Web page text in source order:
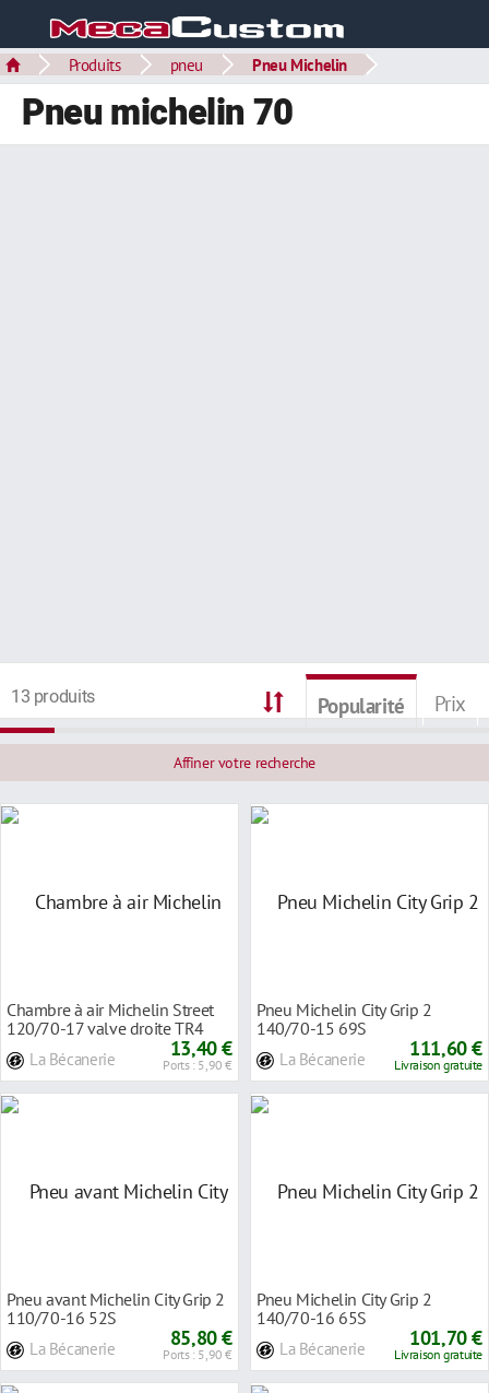
Produits pneu Pneu Michelin
Pneu michelin 70
13 produits Popularité Prix
Affiner votre recherche
Chambre à air Michelin Street
120/70-17 valve droite TR4
La Bécanerie 13,40 €
Ports : 5,90 €
Pneu Michelin City Grip 2
140/70-15 69S
La Bécanerie 111,60 €
Livraison gratuite
Pneu avant Michelin City Grip 2
110/70-16 52S
La Bécanerie 85,80 €
Ports : 5,90 €
Pneu Michelin City Grip 2
140/70-16 65S
La Bécanerie 101,70 €
Livraison gratuite